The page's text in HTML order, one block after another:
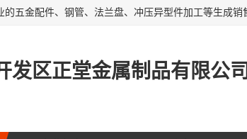
发区正堂金属制品有限公司